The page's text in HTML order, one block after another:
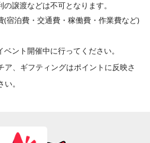
譲渡などは不可となります。
宿泊費・交通費・稼働費・作業費など)
ント開催中に行ってください。
ア、ギフティングはポイントに反映さ
。